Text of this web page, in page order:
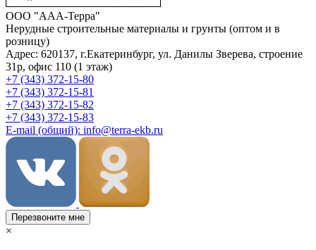
ООО "ААА-Терра"
Нерудные строительные материалы и грунты (оптом и в
розницу)
Адрес: 620137, г.Екатеринбург, ул. Данилы Зверева, строение
31р, офис 110 (1 этаж)
+7 (343) 372-15-80
+7 (343) 372-15-81
+7 (343) 372-15-82
+7 (343) 372-15-83
E-mail (общий): info@terra-ekb.ru
Перезвоните мне
×